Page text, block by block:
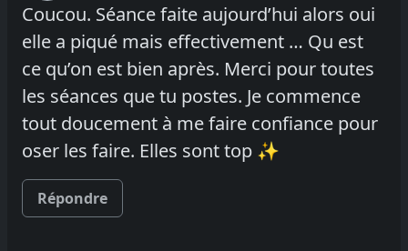
Coucou. Séance faite aujourd’hui alors oui
elle a piqué mais effectivement … Qu est
ce qu’on est bien après. Merci pour toutes
les séances que tu postes. Je commence
tout doucement à me faire confiance pour
oser les faire. Elles sont top ✨
Répondre